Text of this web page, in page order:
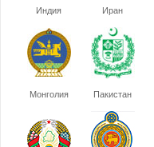
Индия Иран
Монголия Пакистан